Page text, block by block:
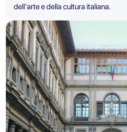
dell'arte e della cultura italiana.